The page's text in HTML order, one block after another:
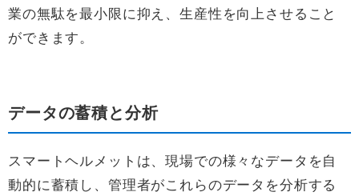
業の無駄を最小限に抑え、生産性を向上させること
ができます。
データの蓄積と分析
スマートヘルメットは、現場での様々なデータを自
動的に蓄積し、管理者がこれらのデータを分析する